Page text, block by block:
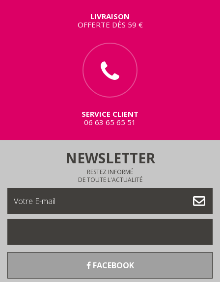
LIVRAISON
OFFERTE DÈS 59 €
SERVICE CLIENT
06 63 65 65 51
NEWSLETTER
RESTEZ INFORMÉ
DE TOUTE L'ACTUALITÉ
FACEBOOK